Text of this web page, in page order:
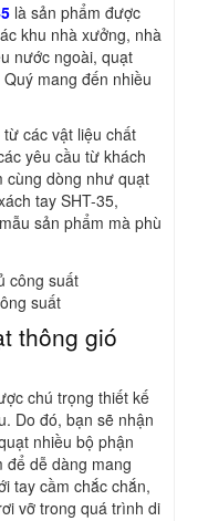
là sản phẩm được
khu nhà xưởng, nhà
nước ngoài, quạt
mang đến nhiều
các vật liệu chất
yêu cầu từ khách
cùng dòng như quạt
tay SHT-35,
sản phẩm mà phù
suất
thông gió
chú trọng thiết kế
Do đó, bạn sẽ nhận
nhiều bộ phận
để dễ dàng mang
tay cầm chắc chắn,
vỡ trong quá trình di